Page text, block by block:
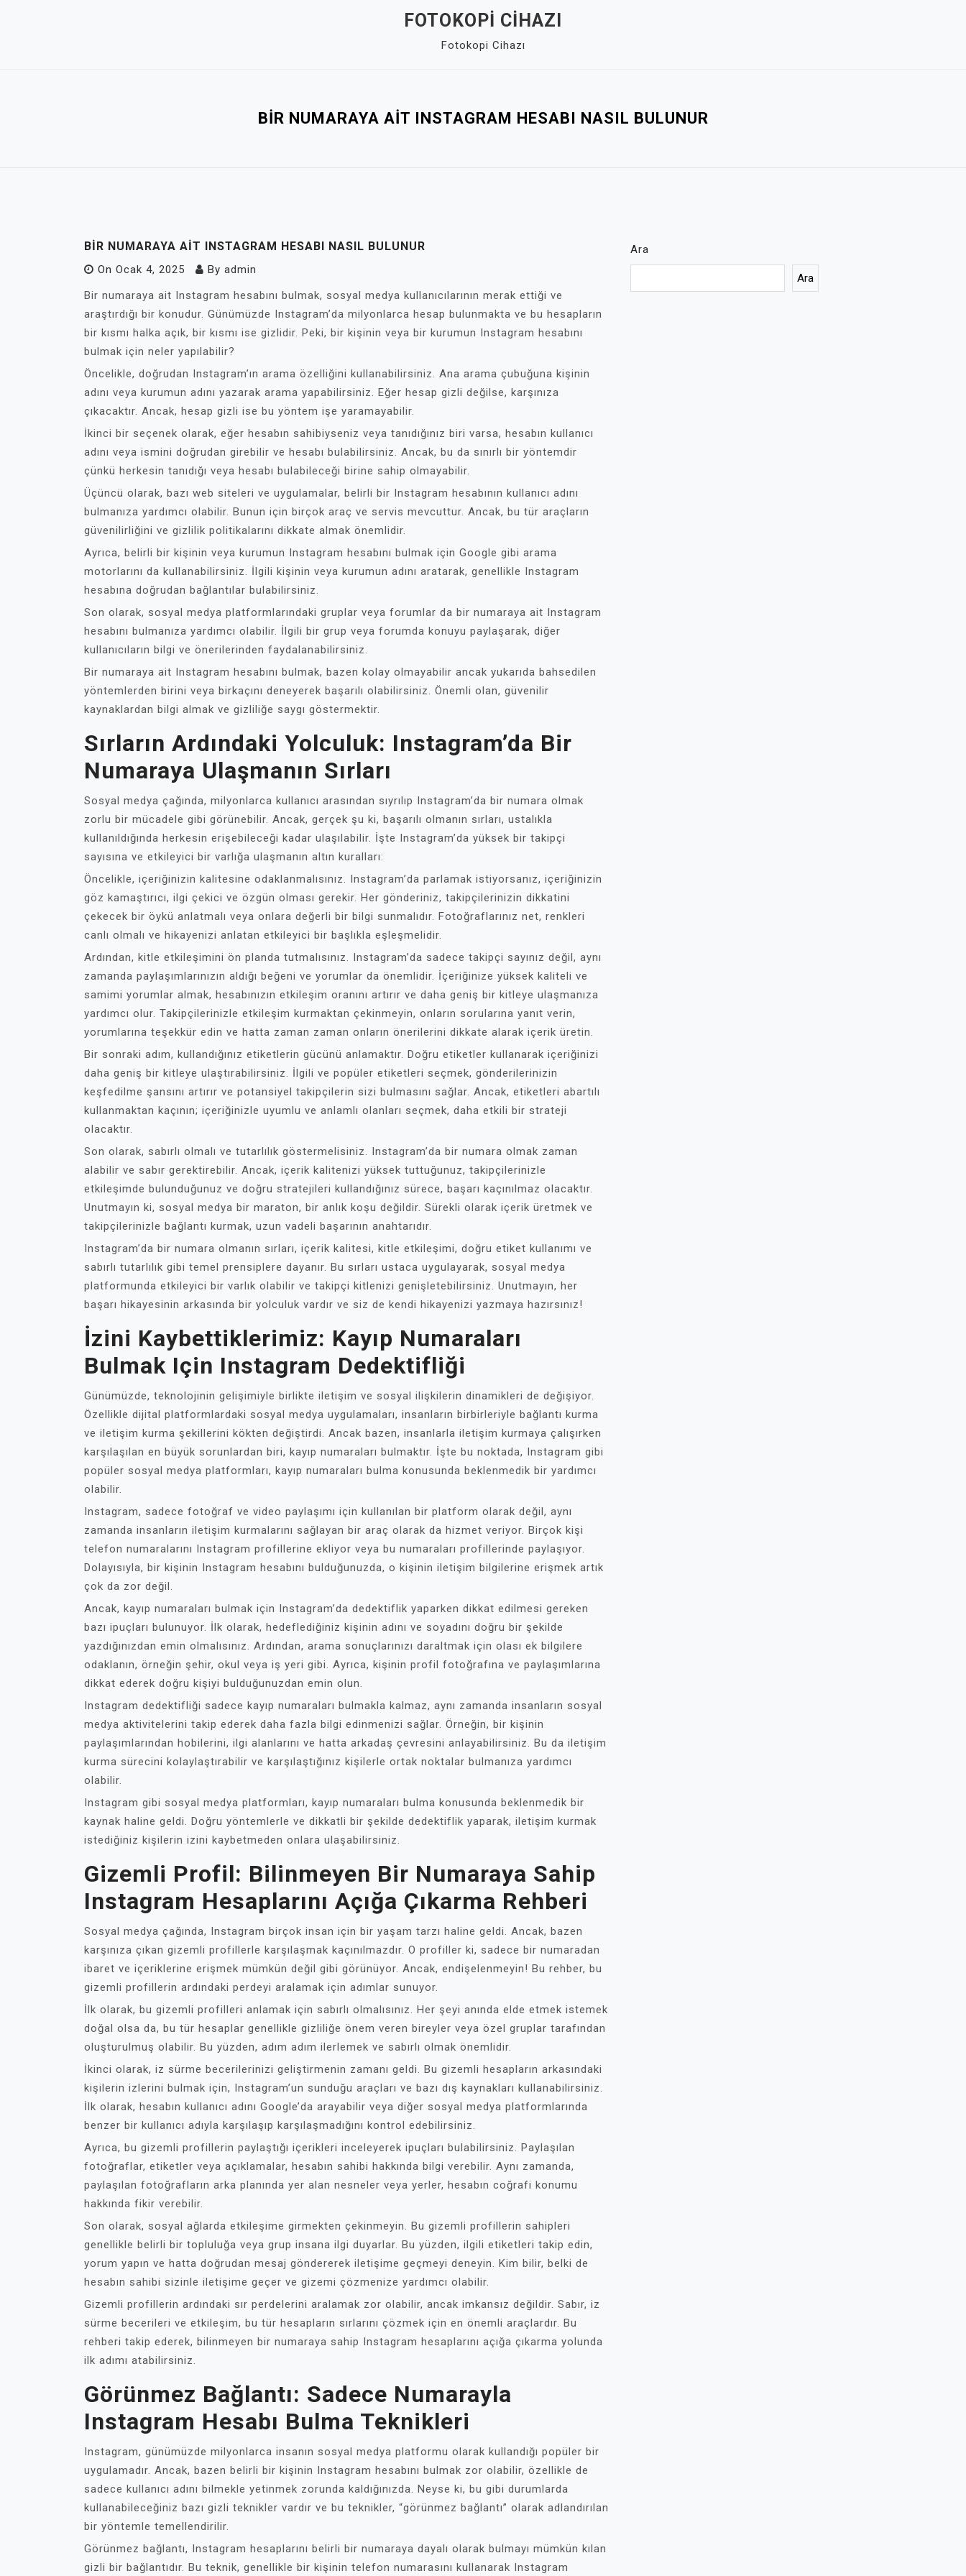
FOTOKOPI CIHAZI
Fotokopi Cihazı
BIR NUMARAYA AIT INSTAGRAM HESABI NASIL BULUNUR
BIR NUMARAYA AIT INSTAGRAM HESABI NASIL BULUNUR
On Ocak 4, 2025 By admin
Bir numaraya ait Instagram hesabını bulmak, sosyal medya kullanıcılarının merak ettiği ve
araştırdığı bir konudur. Günümüzde Instagram’da milyonlarca hesap bulunmakta ve bu hesapların
bir kısmı halka açık, bir kısmı ise gizlidir. Peki, bir kişinin veya bir kurumun Instagram hesabını
bulmak için neler yapılabilir?
Öncelikle, doğrudan Instagram’ın arama özelliğini kullanabilirsiniz. Ana arama çubuğuna kişinin
adını veya kurumun adını yazarak arama yapabilirsiniz. Eğer hesap gizli değilse, karşınıza
çıkacaktır. Ancak, hesap gizli ise bu yöntem işe yaramayabilir.
İkinci bir seçenek olarak, eğer hesabın sahibiyseniz veya tanıdığınız biri varsa, hesabın kullanıcı
adını veya ismini doğrudan girebilir ve hesabı bulabilirsiniz. Ancak, bu da sınırlı bir yöntemdir
çünkü herkesin tanıdığı veya hesabı bulabileceği birine sahip olmayabilir.
Üçüncü olarak, bazı web siteleri ve uygulamalar, belirli bir Instagram hesabının kullanıcı adını
bulmanıza yardımcı olabilir. Bunun için birçok araç ve servis mevcuttur. Ancak, bu tür araçların
güvenilirliğini ve gizlilik politikalarını dikkate almak önemlidir.
Ayrıca, belirli bir kişinin veya kurumun Instagram hesabını bulmak için Google gibi arama
motorlarını da kullanabilirsiniz. İlgili kişinin veya kurumun adını aratarak, genellikle Instagram
hesabına doğrudan bağlantılar bulabilirsiniz.
Son olarak, sosyal medya platformlarındaki gruplar veya forumlar da bir numaraya ait Instagram
hesabını bulmanıza yardımcı olabilir. İlgili bir grup veya forumda konuyu paylaşarak, diğer
kullanıcıların bilgi ve önerilerinden faydalanabilirsiniz.
Bir numaraya ait Instagram hesabını bulmak, bazen kolay olmayabilir ancak yukarıda bahsedilen
yöntemlerden birini veya birkaçını deneyerek başarılı olabilirsiniz. Önemli olan, güvenilir
kaynaklardan bilgi almak ve gizliliğe saygı göstermektir.
Sırların Ardındaki Yolculuk: Instagram’da Bir
Numaraya Ulaşmanın Sırları
Sosyal medya çağında, milyonlarca kullanıcı arasından sıyrılıp Instagram’da bir numara olmak
zorlu bir mücadele gibi görünebilir. Ancak, gerçek şu ki, başarılı olmanın sırları, ustalıkla
kullanıldığında herkesin erişebileceği kadar ulaşılabilir. İşte Instagram’da yüksek bir takipçi
sayısına ve etkileyici bir varlığa ulaşmanın altın kuralları:
Öncelikle, içeriğinizin kalitesine odaklanmalısınız. Instagram’da parlamak istiyorsanız, içeriğinizin
göz kamaştırıcı, ilgi çekici ve özgün olması gerekir. Her gönderiniz, takipçilerinizin dikkatini
çekecek bir öykü anlatmalı veya onlara değerli bir bilgi sunmalıdır. Fotoğraflarınız net, renkleri
canlı olmalı ve hikayenizi anlatan etkileyici bir başlıkla eşleşmelidir.
Ardından, kitle etkileşimini ön planda tutmalısınız. Instagram’da sadece takipçi sayınız değil, aynı
zamanda paylaşımlarınızın aldığı beğeni ve yorumlar da önemlidir. İçeriğinize yüksek kaliteli ve
samimi yorumlar almak, hesabınızın etkileşim oranını artırır ve daha geniş bir kitleye ulaşmanıza
yardımcı olur. Takipçilerinizle etkileşim kurmaktan çekinmeyin, onların sorularına yanıt verin,
yorumlarına teşekkür edin ve hatta zaman zaman onların önerilerini dikkate alarak içerik üretin.
Bir sonraki adım, kullandığınız etiketlerin gücünü anlamaktır. Doğru etiketler kullanarak içeriğinizi
daha geniş bir kitleye ulaştırabilirsiniz. İlgili ve popüler etiketleri seçmek, gönderilerinizin
keşfedilme şansını artırır ve potansiyel takipçilerin sizi bulmasını sağlar. Ancak, etiketleri abartılı
kullanmaktan kaçının; içeriğinizle uyumlu ve anlamlı olanları seçmek, daha etkili bir strateji
olacaktır.
Son olarak, sabırlı olmalı ve tutarlılık göstermelisiniz. Instagram’da bir numara olmak zaman
alabilir ve sabır gerektirebilir. Ancak, içerik kalitenizi yüksek tuttuğunuz, takipçilerinizle
etkileşimde bulunduğunuz ve doğru stratejileri kullandığınız sürece, başarı kaçınılmaz olacaktır.
Unutmayın ki, sosyal medya bir maraton, bir anlık koşu değildir. Sürekli olarak içerik üretmek ve
takipçilerinizle bağlantı kurmak, uzun vadeli başarının anahtarıdır.
Instagram’da bir numara olmanın sırları, içerik kalitesi, kitle etkileşimi, doğru etiket kullanımı ve
sabırlı tutarlılık gibi temel prensiplere dayanır. Bu sırları ustaca uygulayarak, sosyal medya
platformunda etkileyici bir varlık olabilir ve takipçi kitlenizi genişletebilirsiniz. Unutmayın, her
başarı hikayesinin arkasında bir yolculuk vardır ve siz de kendi hikayenizi yazmaya hazırsınız!
İzini Kaybettiklerimiz: Kayıp Numaraları
Bulmak Için Instagram Dedektifliği
Günümüzde, teknolojinin gelişimiyle birlikte iletişim ve sosyal ilişkilerin dinamikleri de değişiyor.
Özellikle dijital platformlardaki sosyal medya uygulamaları, insanların birbirleriyle bağlantı kurma
ve iletişim kurma şekillerini kökten değiştirdi. Ancak bazen, insanlarla iletişim kurmaya çalışırken
karşılaşılan en büyük sorunlardan biri, kayıp numaraları bulmaktır. İşte bu noktada, Instagram gibi
popüler sosyal medya platformları, kayıp numaraları bulma konusunda beklenmedik bir yardımcı
olabilir.
Instagram, sadece fotoğraf ve video paylaşımı için kullanılan bir platform olarak değil, aynı
zamanda insanların iletişim kurmalarını sağlayan bir araç olarak da hizmet veriyor. Birçok kişi
telefon numaralarını Instagram profillerine ekliyor veya bu numaraları profillerinde paylaşıyor.
Dolayısıyla, bir kişinin Instagram hesabını bulduğunuzda, o kişinin iletişim bilgilerine erişmek artık
çok da zor değil.
Ancak, kayıp numaraları bulmak için Instagram’da dedektiflik yaparken dikkat edilmesi gereken
bazı ipuçları bulunuyor. İlk olarak, hedeflediğiniz kişinin adını ve soyadını doğru bir şekilde
yazdığınızdan emin olmalısınız. Ardından, arama sonuçlarınızı daraltmak için olası ek bilgilere
odaklanın, örneğin şehir, okul veya iş yeri gibi. Ayrıca, kişinin profil fotoğrafına ve paylaşımlarına
dikkat ederek doğru kişiyi bulduğunuzdan emin olun.
Instagram dedektifliği sadece kayıp numaraları bulmakla kalmaz, aynı zamanda insanların sosyal
medya aktivitelerini takip ederek daha fazla bilgi edinmenizi sağlar. Örneğin, bir kişinin
paylaşımlarından hobilerini, ilgi alanlarını ve hatta arkadaş çevresini anlayabilirsiniz. Bu da iletişim
kurma sürecini kolaylaştırabilir ve karşılaştığınız kişilerle ortak noktalar bulmanıza yardımcı
olabilir.
Instagram gibi sosyal medya platformları, kayıp numaraları bulma konusunda beklenmedik bir
kaynak haline geldi. Doğru yöntemlerle ve dikkatli bir şekilde dedektiflik yaparak, iletişim kurmak
istediğiniz kişilerin izini kaybetmeden onlara ulaşabilirsiniz.
Gizemli Profil: Bilinmeyen Bir Numaraya Sahip
Instagram Hesaplarını Açığa Çıkarma Rehberi
Sosyal medya çağında, Instagram birçok insan için bir yaşam tarzı haline geldi. Ancak, bazen
karşınıza çıkan gizemli profillerle karşılaşmak kaçınılmazdır. O profiller ki, sadece bir numaradan
ibaret ve içeriklerine erişmek mümkün değil gibi görünüyor. Ancak, endişelenmeyin! Bu rehber, bu
gizemli profillerin ardındaki perdeyi aralamak için adımlar sunuyor.
İlk olarak, bu gizemli profilleri anlamak için sabırlı olmalısınız. Her şeyi anında elde etmek istemek
doğal olsa da, bu tür hesaplar genellikle gizliliğe önem veren bireyler veya özel gruplar tarafından
oluşturulmuş olabilir. Bu yüzden, adım adım ilerlemek ve sabırlı olmak önemlidir.
İkinci olarak, iz sürme becerilerinizi geliştirmenin zamanı geldi. Bu gizemli hesapların arkasındaki
kişilerin izlerini bulmak için, Instagram’un sunduğu araçları ve bazı dış kaynakları kullanabilirsiniz.
İlk olarak, hesabın kullanıcı adını Google’da arayabilir veya diğer sosyal medya platformlarında
benzer bir kullanıcı adıyla karşılaşıp karşılaşmadığını kontrol edebilirsiniz.
Ayrıca, bu gizemli profillerin paylaştığı içerikleri inceleyerek ipuçları bulabilirsiniz. Paylaşılan
fotoğraflar, etiketler veya açıklamalar, hesabın sahibi hakkında bilgi verebilir. Aynı zamanda,
paylaşılan fotoğrafların arka planında yer alan nesneler veya yerler, hesabın coğrafi konumu
hakkında fikir verebilir.
Son olarak, sosyal ağlarda etkileşime girmekten çekinmeyin. Bu gizemli profillerin sahipleri
genellikle belirli bir topluluğa veya grup insana ilgi duyarlar. Bu yüzden, ilgili etiketleri takip edin,
yorum yapın ve hatta doğrudan mesaj göndererek iletişime geçmeyi deneyin. Kim bilir, belki de
hesabın sahibi sizinle iletişime geçer ve gizemi çözmenize yardımcı olabilir.
Gizemli profillerin ardındaki sır perdelerini aralamak zor olabilir, ancak imkansız değildir. Sabır, iz
sürme becerileri ve etkileşim, bu tür hesapların sırlarını çözmek için en önemli araçlardır. Bu
rehberi takip ederek, bilinmeyen bir numaraya sahip Instagram hesaplarını açığa çıkarma yolunda
ilk adımı atabilirsiniz.
Görünmez Bağlantı: Sadece Numarayla
Instagram Hesabı Bulma Teknikleri
Instagram, günümüzde milyonlarca insanın sosyal medya platformu olarak kullandığı popüler bir
uygulamadır. Ancak, bazen belirli bir kişinin Instagram hesabını bulmak zor olabilir, özellikle de
sadece kullanıcı adını bilmekle yetinmek zorunda kaldığınızda. Neyse ki, bu gibi durumlarda
kullanabileceğiniz bazı gizli teknikler vardır ve bu teknikler, “görünmez bağlantı” olarak adlandırılan
bir yöntemle temellendirilir.
Görünmez bağlantı, Instagram hesaplarını belirli bir numaraya dayalı olarak bulmayı mümkün kılan
gizli bir bağlantıdır. Bu teknik, genellikle bir kişinin telefon numarasını kullanarak Instagram
Ara
Ara